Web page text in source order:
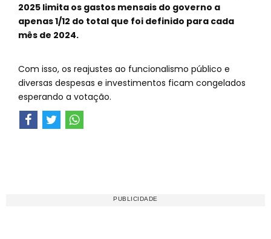
2025 limita os gastos mensais do governo a
apenas 1/12 do total que foi definido para cada
mês de 2024.
Com isso, os reajustes ao funcionalismo público e
diversas despesas e investimentos ficam congelados
esperando a votação.